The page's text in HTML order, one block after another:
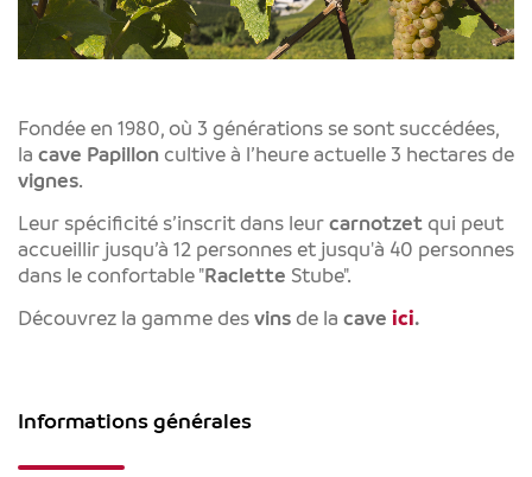
Fondée en 1980, où 3 générations se sont succédées,
la cave Papillon cultive à l’heure actuelle 3 hectares de
vignes.
Leur spécificité s’inscrit dans leur carnotzet qui peut
accueillir jusqu’à 12 personnes et jusqu'à 40 personnes
dans le confortable "Raclette Stube".
Découvrez la gamme des vins de la cave ici.
Informations générales